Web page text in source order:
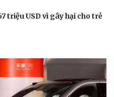
triệu USD vì gây hại cho trẻ